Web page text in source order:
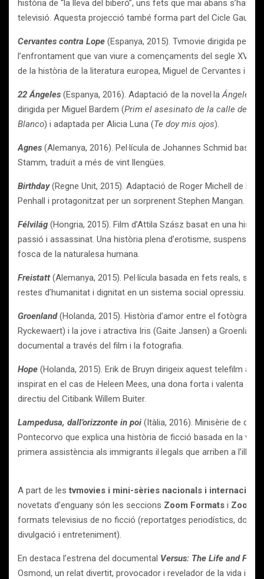
història de “la lleva del biberó”, uns fets que mai abans
televisió. Aquesta projecció també forma part del Cicle Gaudí
Cervantes contra Lope (Espanya, 2015). Tvmovie dirigida per
l’enfrontament que van viure a començaments del segle XVII
de la història de la literatura europea, Miguel de Cervantes i
22 Ángeles (Espanya, 2016). Adaptació de la novel·laÁngeles
dirigida per Miguel Bardem (Prim el asesinato de la calle del
Blanco) i adaptada per Alicia Luna (Te doy mis ojos).
Agnes (Alemanya, 2016). Pel·lícula de Johannes Schmid
Stamm, traduït a més de vint llengües.
Birthday(Regne Unit, 2015). Adaptació de Roger Michell de
Penhall i protagonitzat per un sorprenent Stephen Mangan.
Félvilág (Hongria, 2015). Film d’Attila Szász basat en una
passió i assassinat. Una història plena d’erotisme, suspens i
fosca de la naturalesa humana.
Freistatt (Alemanya, 2015). Pel·lícula basada en fets reals,
restes d’humanitat i dignitat en un sistema social opressiu.
Groenland (Holanda, 2015). Història d’amor entre el fotògraf
Ryckewaert) i la jove i atractiva Iris (Gaite Jansen) a
documental a través del film i la fotografia.
Hope (Holanda, 2015). Erik de Bruyn dirigeix aquest telefilm
inspirat en el cas de Heleen Mees, una dona forta i valenta
directiu del Citibank Willem Buiter.
Lampedusa, dall’orizzonte in poi (Itàlia, 2016). Minisèrie de
Pontecorvo que explica una història de ficció basada en la
primera assistència als immigrants il·legals que arriben a l’illa
A part de lestvmovies i mini-sèries nacionals i
novetats d’enguany són les seccions Zoom Formats i Zoom
formats televisius de no ficció (reportatges periodístics,
divulgació i entreteniment).
En destaca l’estrena del documental Versus: The Life and
Osmond, un relat divertit, provocador i revelador de la vida i la